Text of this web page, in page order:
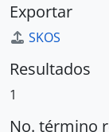
Exportar
SKOS
Resultados
1
No. término